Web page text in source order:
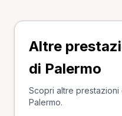
Altre
di Palermo
Scopri altre
Palermo.